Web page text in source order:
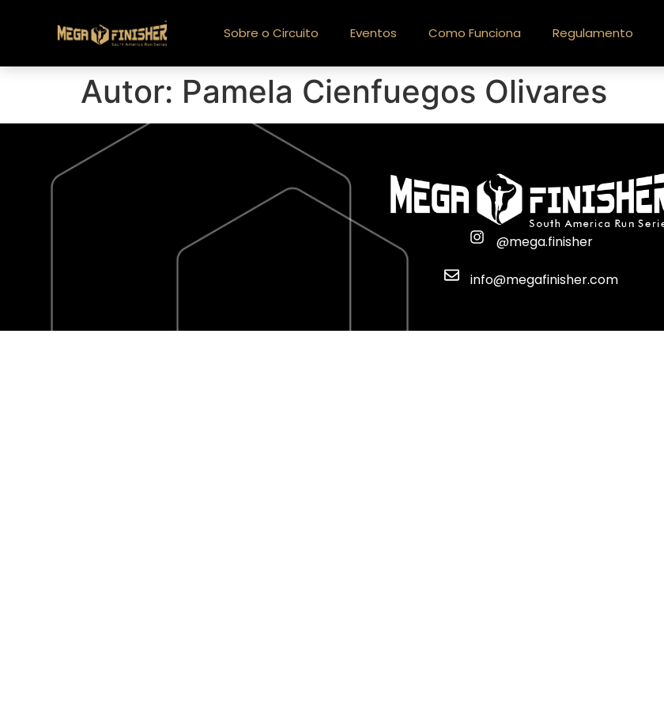
Sobre o Circuito Eventos Como Funciona Regulamento
Autor: Pamela Cienfuegos Olivares
@mega.finisher
info@megafinisher.com